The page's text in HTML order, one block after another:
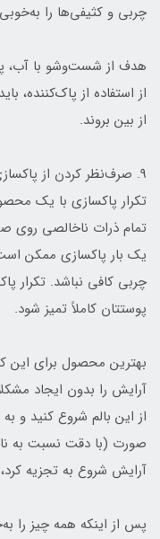
چربی و کثیفی‌ها را
هدف از شست‌وشو با آب،
از استفاده از پاک‌کننده،
از بین بروند.
۹. صرف‌نظر کردن از پاکسازی باقیمانده‌ها
تکرار پاکسازی با یک
تمام ذرات ناخالصی روی
یک بار پاکسازی ممکن
چربی کافی نباشد. تکرار
پوستتان کاملاً تمیز شود.
بهترین محصول برای این
آرایش را بدون ایجاد
از این بالم شروع کنید و
صورت (با دقت نسبت به
آرایش شروع به تجزیه
پس از اینکه همه چیز را